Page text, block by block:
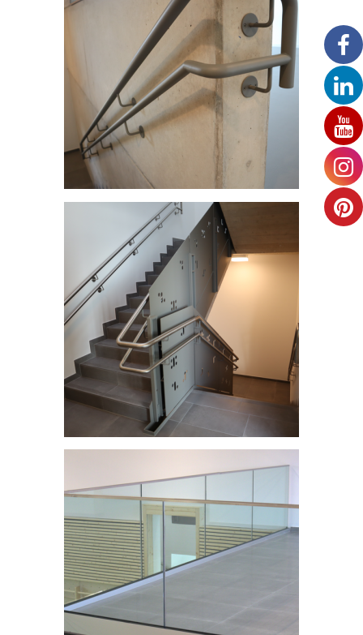
Centre scolaire et structure intégrative - Dahl
Centre scolaire et structure intégrative - Dahl